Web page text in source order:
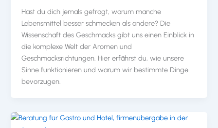
Hast du dich jemals gefragt, warum manche
Lebensmittel besser schmecken als andere? Die
Wissenschaft des Geschmacks gibt uns einen Einblick in
die komplexe Welt der Aromen und
Geschmacksrichtungen. Hier erfährst du, wie unsere
Sinne funktionieren und warum wir bestimmte Dinge
bevorzugen.